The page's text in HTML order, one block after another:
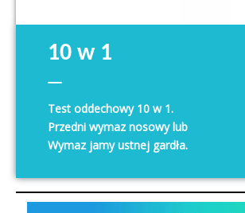
SARS-COV-2/Flu A i B/HPIV2
HPIV1+3/rsv/adv/mp/sp/hmpv
Zestaw testowy antygenu
10 w 1
Test oddechowy 10 w 1.
Przedni wymaz nosowy lub
Wymaz jamy ustnej gardła.